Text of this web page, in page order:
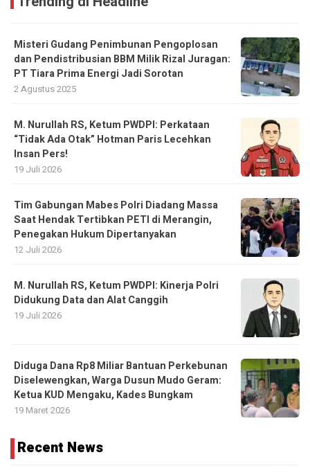
Misteri Gudang Penimbunan Pengoplosan
dan Pendistribusian BBM Milik Rizal Juragan:
PT Tiara Prima Energi Jadi Sorotan
2 Agustus 2025
M. Nurullah RS, Ketum PWDPI: Perkataan
“Tidak Ada Otak” Hotman Paris Lecehkan
Insan Pers!
19 Juli 2026
Tim Gabungan Mabes Polri Diadang Massa
Saat Hendak Tertibkan PETI di Merangin,
Penegakan Hukum Dipertanyakan
12 Juli 2026
M. Nurullah RS, Ketum PWDPI: Kinerja Polri
Didukung Data dan Alat Canggih
19 Juli 2026
Diduga Dana Rp8 Miliar Bantuan Perkebunan
Diselewengkan, Warga Dusun Mudo Geram:
Ketua KUD Mengaku, Kades Bungkam
19 Maret 2026
Recent News